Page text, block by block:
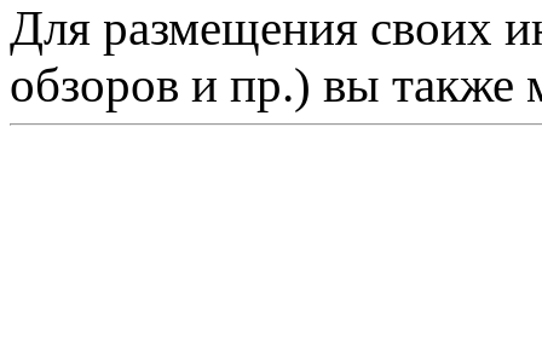
Для размещения своих
обзоров и пр.) вы также